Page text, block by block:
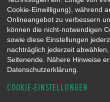
Cookie-Einwilligung), während
Onlineangebot zu verbessern
können die nicht-notwendigen
sowie diese Einstellungen
nachträglich jederzeit
Seitenende. Nähere Hinweise
Datenschutzerklärung.
COOKIE-EINSTELLUNGEN